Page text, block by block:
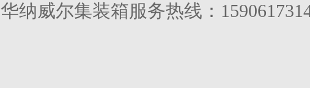
华纳威尔集装箱服务热线：